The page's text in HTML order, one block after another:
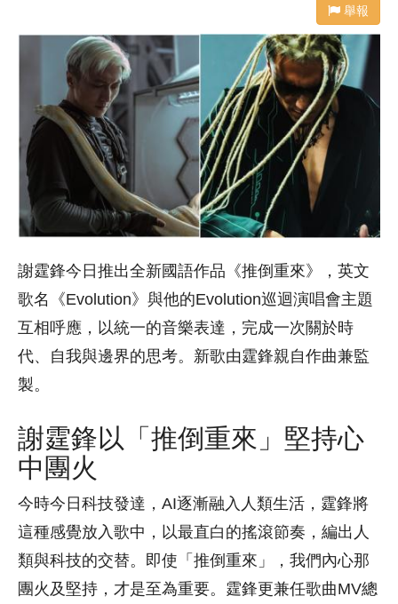
舉報
謝霆鋒今日推出全新國語作品《推倒重來》，英文
歌名《Evolution》與他的Evolution巡迴演唱會主題
互相呼應，以統一的音樂表達，完成一次關於時
代、自我與邊界的思考。新歌由霆鋒親自作曲兼監
製。
謝霆鋒以「推倒重來」堅持心
中團火
今時今日科技發達，AI逐漸融入人類生活，霆鋒將
這種感覺放入歌中，以最直白的搖滾節奏，編出人
類與科技的交替。即使「推倒重來」，我們內心那
團火及堅持，才是至為重要。霆鋒更兼任歌曲MV總